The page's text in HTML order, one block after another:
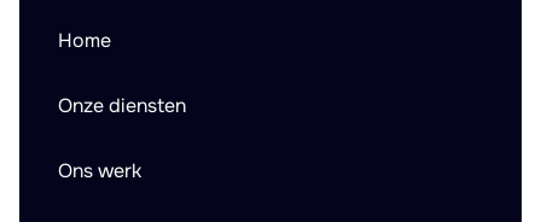
Home
Onze diensten
Ons werk